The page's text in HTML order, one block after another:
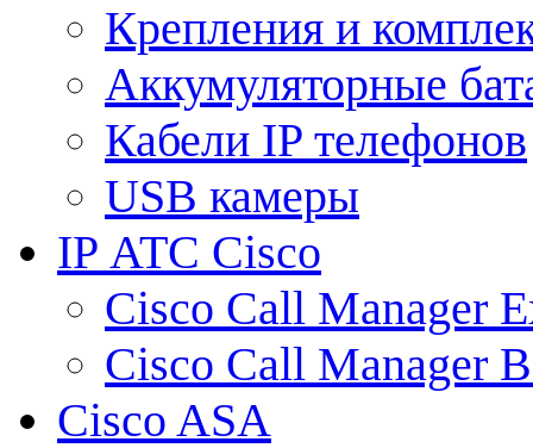
Крепления и
Аккумуляторные
Кабели IP телефонов
USB камеры
IP АТС Cisco
Cisco Call Manager
Cisco Call Manager
Cisco ASA